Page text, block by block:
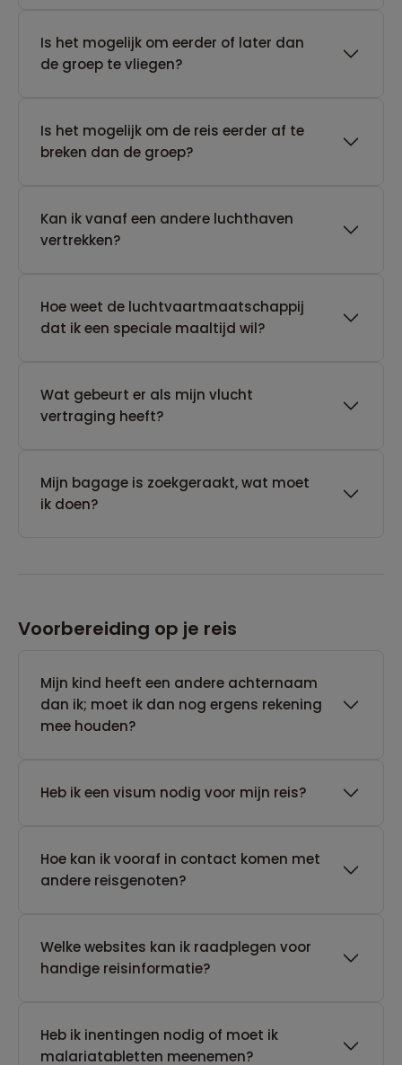
Is het mogelijk om eerder of later dan
de groep te vliegen?
Is het mogelijk om de reis eerder af te
breken dan de groep?
Kan ik vanaf een andere luchthaven
vertrekken?
Hoe weet de luchtvaartmaatschappij
dat ik een speciale maaltijd wil?
Wat gebeurt er als mijn vlucht
vertraging heeft?
Mijn bagage is zoekgeraakt, wat moet
ik doen?
Voorbereiding op je reis
Mijn kind heeft een andere achternaam
dan ik; moet ik dan nog ergens rekening
mee houden?
Heb ik een visum nodig voor mijn reis?
Hoe kan ik vooraf in contact komen met
andere reisgenoten?
Welke websites kan ik raadplegen voor
handige reisinformatie?
Heb ik inentingen nodig of moet ik
malariatabletten meenemen?